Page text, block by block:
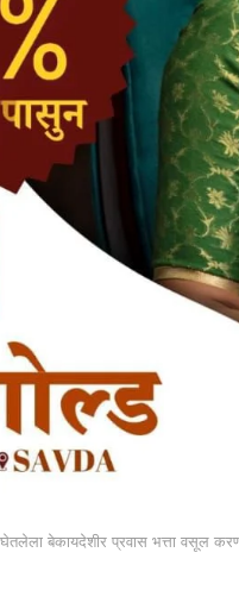
घेतलेला बेकायदेशीर प्रवास भत्ता वसूल